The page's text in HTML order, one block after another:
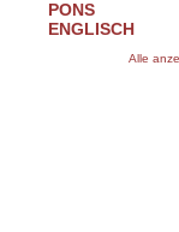
PONS
ENGLISCH
Alle